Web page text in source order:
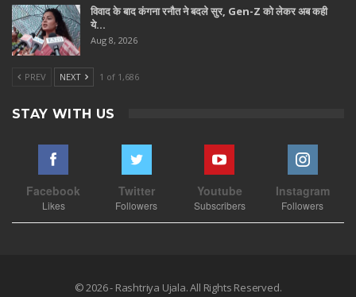
विवाद के बाद कंगना रनौत ने बदले सुर, Gen-Z को लेकर अब कही
ये…
Aug 8, 2026
PREV NEXT 1 of 1,686
STAY WITH US
Facebook
Likes
Twitter
Followers
Youtube
Subscribers
Instagram
Followers
© 2026 - Rashtriya Ujala. All Rights Reserved.